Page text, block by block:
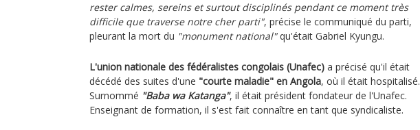
rester calmes, sereins et surtout disciplinés pendant ce moment très
difficile que traverse notre cher parti", précise le communiqué du parti,
pleurant la mort du "monument national"qu'était Gabriel Kyungu.
L'union nationale des fédéralistes congolais (Unafec) a précisé qu'il était
décédé des suites d'une "courte maladie" en Angola, où il était hospitalisé.
Surnommé "Baba wa Katanga", il était président fondateur de l'Unafec.
Enseignant de formation, il s'est fait connaître en tant que syndicaliste.